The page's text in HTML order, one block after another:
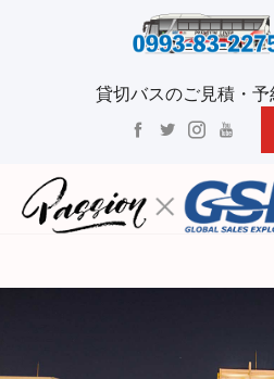
貸切バスのご見積・